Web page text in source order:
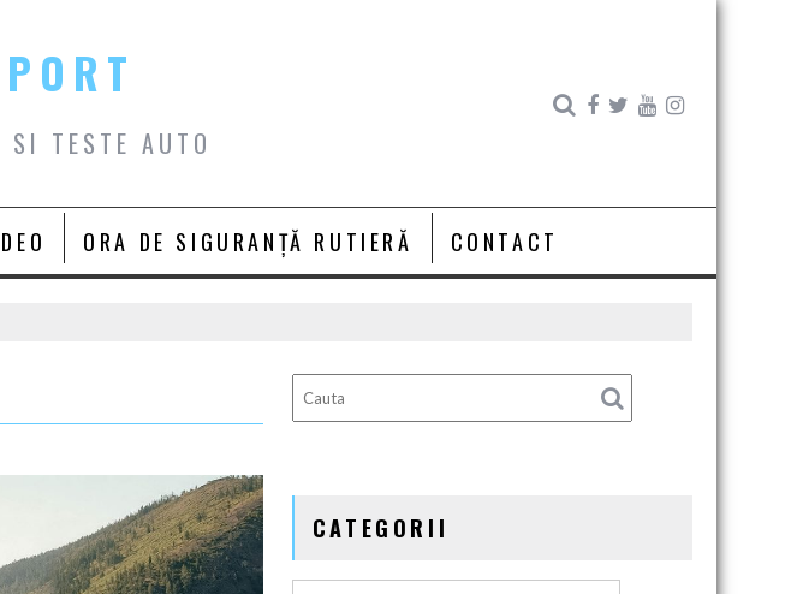
TESTE AUTO
ORA DE SIGURANȚĂ RUTIERĂ CONTACT
CATEGORII